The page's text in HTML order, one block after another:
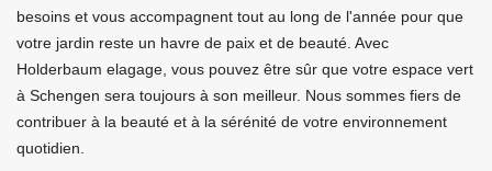
besoins et vous accompagnent tout au long de l'année pour que
votre jardin reste un havre de paix et de beauté. Avec
Holderbaum elagage, vous pouvez être sûr que votre espace vert
à Schengen sera toujours à son meilleur. Nous sommes fiers de
contribuer à la beauté et à la sérénité de votre environnement
quotidien.